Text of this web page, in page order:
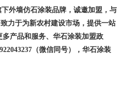
外墙仿石涂装品牌，诚邀加盟，与
力于为新农村建设市场，提供一站
产品和服务、华石涂装加盟政
（微信同号），华石涂装